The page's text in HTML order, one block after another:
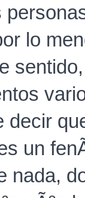
lo
decir
un
nada,